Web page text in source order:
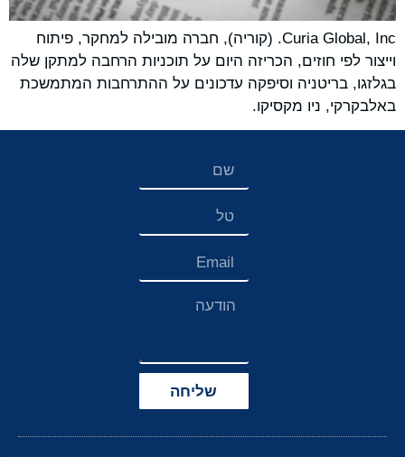
Curia Global, Inc. (קוריה), חברה מובילה למחקר, פיתוח
וייצור לפי חוזים, הכריזה היום על תוכניות הרחבה למתקן שלה
בגלזגו, בריטניה וסיפקה עדכונים על ההתרחבות המתמשכת
באלבקרקי, ניו מקסיקו.
שליחה